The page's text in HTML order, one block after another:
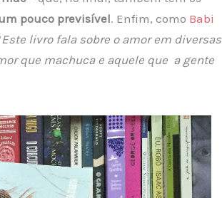
pouco previsível. Enfim, como Babi
Este livro fala sobre o amor em diversas
que machuca e aquele que a gente